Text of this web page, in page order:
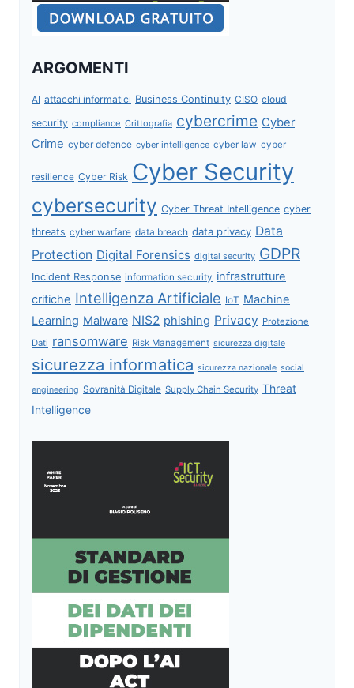
ARGOMENTI
AI attacchi informatici Business Continuity CISO cloud
security compliance Crittografia cybercrime Cyber
Crime cyber defence cyber intelligence cyber law cyber
resilience Cyber Risk Cyber Security
cybersecurity Cyber Threat Intelligence cyber
threats cyber warfare data breach data privacy Data
Protection Digital Forensics digital security GDPR
Incident Response information security infrastrutture
critiche Intelligenza Artificiale IoT Machine
Learning Malware NIS2 phishing Privacy Protezione
Dati ransomware Risk Management sicurezza digitale
sicurezza informatica sicurezza nazionale social
engineering Sovranità Digitale Supply Chain Security Threat
Intelligence